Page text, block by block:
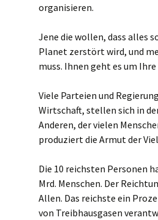
organisieren.
Jene die wollen, dass alles
Planet zerstört wird, und
muss. Ihnen geht es um
Viele Parteien und
Wirtschaft, stellen sich in
Anderen, der vielen
produziert die Armut der
Die 10 reichsten Personen
Mrd. Menschen. Der
Allen. Das reichste ein
von Treibhausgasen